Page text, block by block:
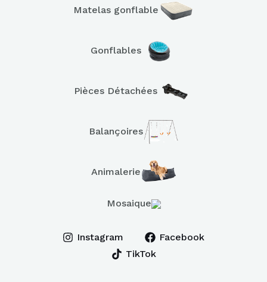
Matelas gonflable
Gonflables
Pièces Détachées
Balançoires
Animalerie
Mosaique
Instagram
Facebook
TikTok